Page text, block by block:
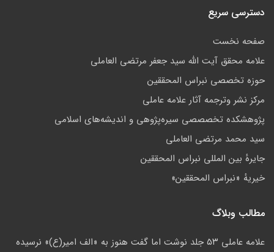
دسترسی سریع
صفحه نخست
علامه محقق آیت الله سید جعفر مرتضی العاملی
حوزه تخصصی نبراس المحققین
مركز نشر وترجمه آثار علامه عاملی
پژوهشكده تخصصصى سیره‌پژوهی و اندیشه‌های اسلامی
سید محمد مرتضی العاملی
جايرهٔ بین المللی نبراس المحققین
خيريهٔ «نبراس المحققين»
مطالب وبلاگ
علامه عاملی ۵۳ جلد نوشت اما گفت هنوز به «الف امیر(ع)» نرسیده